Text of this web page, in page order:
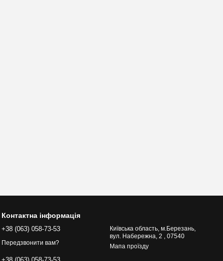
Контактна інформація
+38 (063) 058-73-53
Передзвонити вам?
Київська область, м.Березань,
вул. Набережна, 2 , 07540
Мапа проїзду